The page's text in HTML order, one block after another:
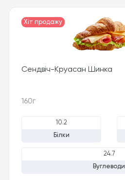
Хіт продажу
Сендвіч-Круасан Шинка
160г
10.2
Білки
24.7
Вуглеводи